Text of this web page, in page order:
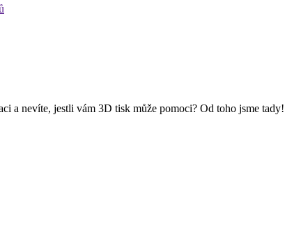
a nevíte, jestli vám 3D tisk může pomoci? Od toho jsme tady!